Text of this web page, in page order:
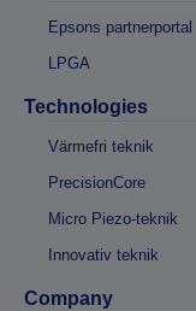
Epsons partnerportal
LPGA
Technologies
Värmefri teknik
PrecisionCore
Micro Piezo-teknik
Innovativ teknik
Company